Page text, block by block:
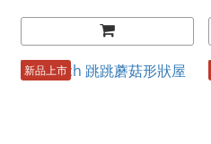
新品上市